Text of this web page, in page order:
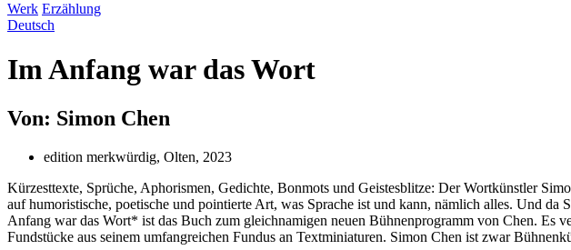
Werk Erzählung
Deutsch
Im Anfang war das Wort
Von: Simon Chen
edition merkwürdig, Olten, 2023
Kürzesttexte, Sprüche, Aphorismen, Gedichte, Bonmots und Geistesblitze: Der Wortkünstler
auf humoristische, poetische und pointierte Art, was Sprache ist und kann, nämlich alles. Und
Anfang war das Wort* ist das Buch zum gleichnamigen neuen Bühnenprogramm von Chen. Es
Fundstücke aus seinem umfangreichen Fundus an Textminiaturen. Simon Chen ist zwar